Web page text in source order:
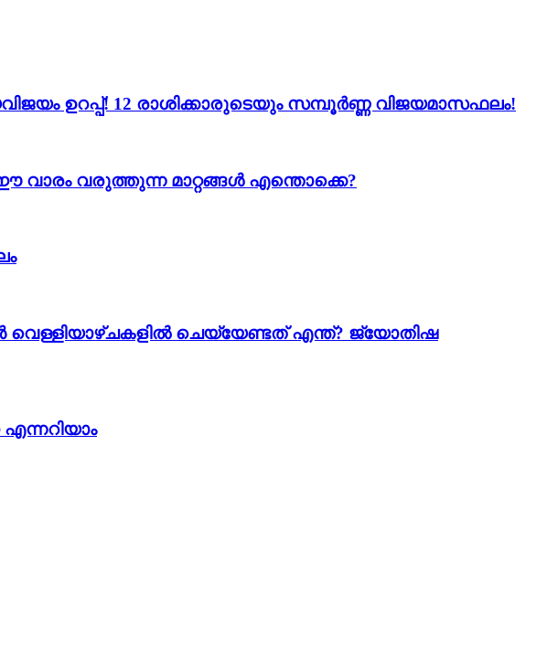
ഉറപ്പ്! 12 രാശിക്കാരുടെയും സമ്പൂർണ്ണ വിജയമാസഫലം!
വാരം വരുത്തുന്ന മാറ്റങ്ങൾ എന്തൊക്കെ?
ചെയ്യേണ്ടത് എന്ത്? ജ്യോതിഷ